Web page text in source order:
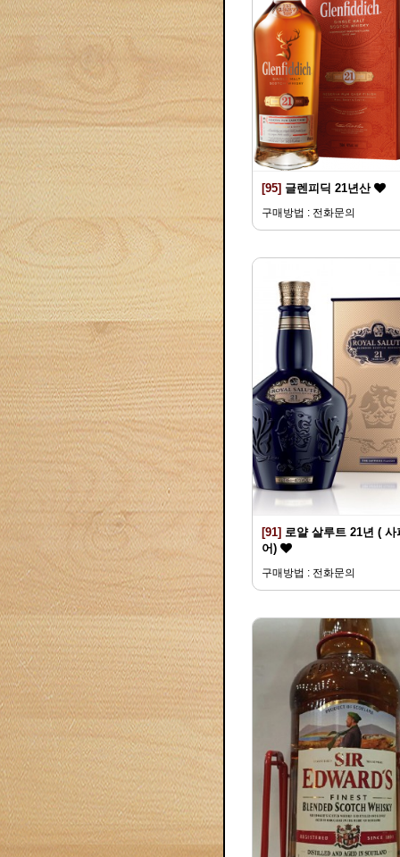
[95] 글렌피딕 21년산
구매방법 : 전화문의
[91] 로얄 살루트 21년 ( 사
어)
구매방법 : 전화문의